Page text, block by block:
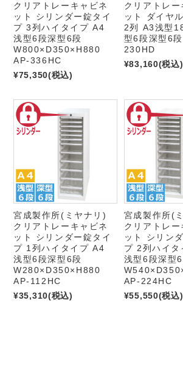
クリアトレーキャビネ
ット シリンダー錠タイ
プ 3列ハイタイプ A4
浅型6段深型6段
W800×D350×H880
AP-336HC
¥75,350(税込)
クリアトレー
ット ダイヤ
2列 A3浅型
型6段深型6
230HD
¥83,160(税込)
宮成製作所(ミヤナリ)
クリアトレーキャビネ
ット シリンダー錠タイ
プ 1列ハイタイプ A4
浅型6段深型6段
W280×D350×H880
AP-112HC
¥35,310(税込)
宮成製作所(
クリアトレー
ット シリン
プ 2列ハイタ
浅型6段深型
AP-224HC
¥55,550(税込)